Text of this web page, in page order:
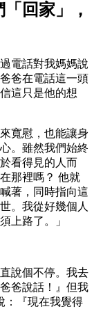
回家」，
電話對我媽媽說
爸在電話這一頭
這只是他的想
寬慰，也能讓身
。雖然我們始終
看得見的人而
那裡嗎？ 他就
著，同時指向這
。我從好幾個人
上路了。」
說個不停。我去
爸說話！』但我
：『現在我覺得